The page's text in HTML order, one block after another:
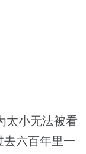
太小无法被看
六百年里一